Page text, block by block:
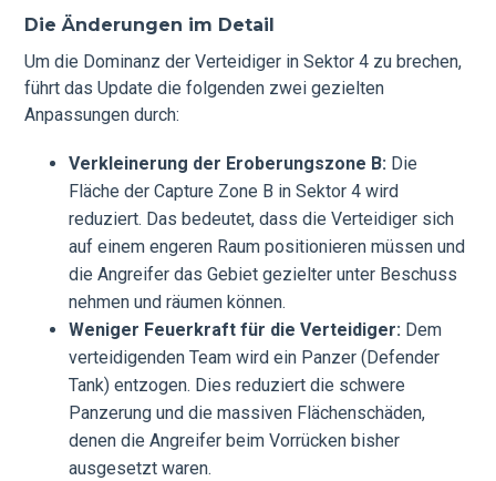
Die Änderungen im Detail
Um die Dominanz der Verteidiger in Sektor 4 zu brechen,
führt das Update die folgenden zwei gezielten
Anpassungen durch:
Verkleinerung der Eroberungszone B: Die
Fläche der Capture Zone B in Sektor 4 wird
reduziert. Das bedeutet, dass die Verteidiger sich
auf einem engeren Raum positionieren müssen und
die Angreifer das Gebiet gezielter unter Beschuss
nehmen und räumen können.
Weniger Feuerkraft für die Verteidiger: Dem
verteidigenden Team wird ein Panzer (Defender
Tank) entzogen. Dies reduziert die schwere
Panzerung und die massiven Flächenschäden,
denen die Angreifer beim Vorrücken bisher
ausgesetzt waren.